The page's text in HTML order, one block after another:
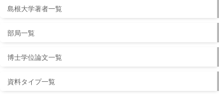
島根大学著者一覧
部局一覧
博士学位論文一覧
資料タイプ一覧